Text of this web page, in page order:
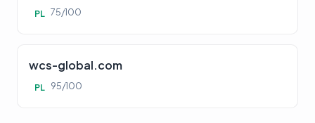
PL 75/100
wcs-global.com
PL 95/100